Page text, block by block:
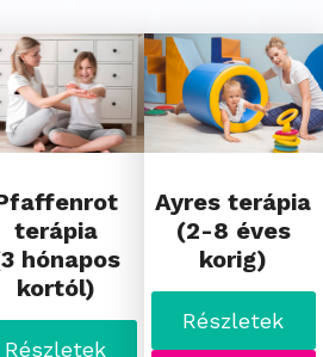
terápia
hónapos
kortól)
Részletek
Ayres terápia
(2-8 éves
korig)
Részletek